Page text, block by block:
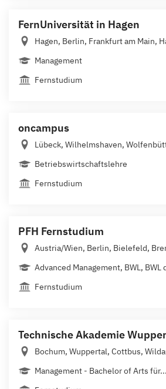
FernUniversität in Hagen
Hagen, Berlin, Frankfurt am Main,
Management
Fernstudium
oncampus
Lübeck, Wilhelmshaven,
Betriebswirtschaftslehre
Fernstudium
PFH Fernstudium
Austria/Wien, Berlin, Bielefeld,
Advanced Management, BWL,
Fernstudium
Technische Akademie
Bochum, Wuppertal, Cottbus,
Management - Bachelor of Arts für...